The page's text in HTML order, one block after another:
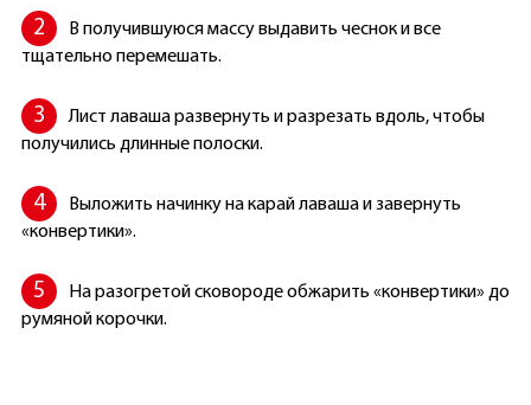
В получившуюся массу выдавить чеснок и все
тщательно перемешать.
Лист лаваша развернуть и разрезать вдоль, чтобы
получились длинные полоски.
Выложить начинку на карай лаваша и завернуть
«конвертики».
На разогретой сковороде обжарить «конвертики» до
румяной корочки.